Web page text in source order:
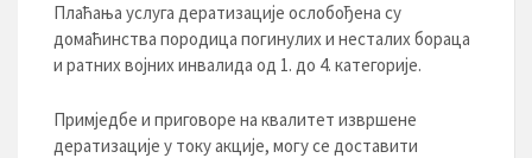
Плаћања услуга дератизације ослобођена су
домаћинства породица погинулих и несталих бораца
и ратних војних инвалида од 1. до 4. категорије.
Примједбе и приговоре на квалитет извршене
дератизације у току акције, могу се доставити